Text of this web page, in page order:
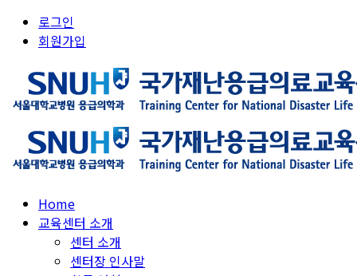
로그인
회원가입
Home
교육센터 소개
센터 소개
센터장 인사말